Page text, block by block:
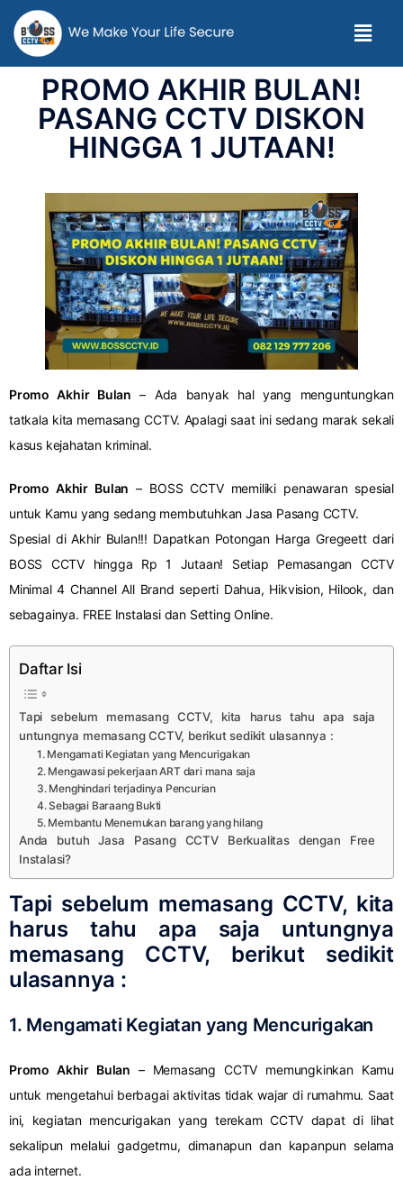
PROMO AKHIR BULAN!
PASANG CCTV DISKON
HINGGA 1 JUTAAN!
Promo Akhir Bulan – Ada banyak hal yang menguntungkan
tatkala kita memasang CCTV. Apalagi saat ini sedang marak sekali
kasus kejahatan kriminal.
Promo Akhir Bulan – BOSS CCTV memiliki penawaran spesial
untuk Kamu yang sedang membutuhkan Jasa Pasang CCTV.
Spesial di Akhir Bulan!!! Dapatkan Potongan Harga Gregeett dari
BOSS CCTV hingga Rp 1 Jutaan! Setiap Pemasangan CCTV
Minimal 4 Channel All Brand seperti Dahua, Hikvision, Hilook, dan
sebagainya. FREE Instalasi dan Setting Online.
Daftar Isi
Tapi sebelum memasang CCTV, kita harus tahu apa saja
untungnya memasang CCTV, berikut sedikit ulasannya :
1. Mengamati Kegiatan yang Mencurigakan
2. Mengawasi pekerjaan ART dari mana saja
3. Menghindari terjadinya Pencurian
4. Sebagai Baraang Bukti
5. Membantu Menemukan barang yang hilang
Anda butuh Jasa Pasang CCTV Berkualitas dengan Free
Instalasi?
Tapi sebelum memasang CCTV, kita
harus tahu apa saja untungnya
memasang CCTV, berikut sedikit
ulasannya :
1. Mengamati Kegiatan yang Mencurigakan
Promo Akhir Bulan – Memasang CCTV memungkinkan Kamu
untuk mengetahui berbagai aktivitas tidak wajar di rumahmu. Saat
ini, kegiatan mencurigakan yang terekam CCTV dapat di lihat
sekalipun melalui gadgetmu, dimanapun dan kapanpun selama
ada internet.